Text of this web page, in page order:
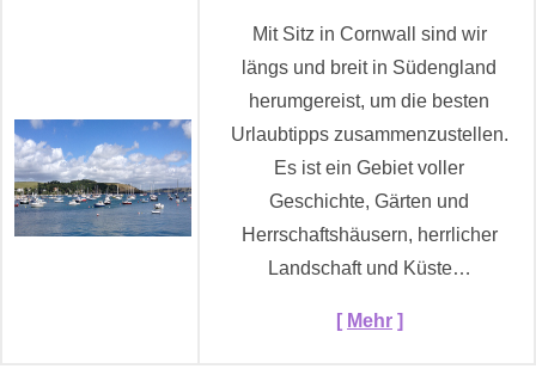
Mit Sitz in Cornwall sind wir
längs und breit in Südengland
herumgereist, um die besten
Urlaubtipps zusammenzustellen.
Es ist ein Gebiet voller
Geschichte, Gärten und
Herrschaftshäusern, herrlicher
Landschaft und Küste…
[ Mehr]